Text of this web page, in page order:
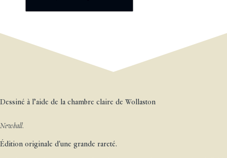
Dessiné à l’aide de la chambre claire de Wollaston
Newhall.
Édition originale d'une grande rareté.